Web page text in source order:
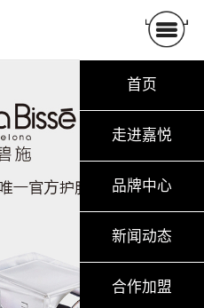
首页
走进嘉悦
品牌中心
新闻动态
合作加盟